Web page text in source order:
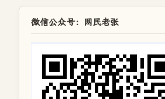
微信公众号：网民老张